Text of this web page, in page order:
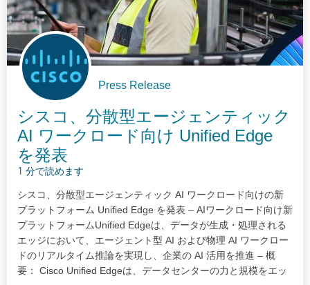
Press Release
シスコ、分散型エージェンティック
AI ワークロード向け Unified Edge
を発表
1 分で読めます
シスコ、分散型エージェンティック AI ワークロード向けの新
プラットフォーム Unified Edge を発表 – AIワークロード向け新
プラットフォームUnified Edgeは、データが生成・処理される
エッジにおいて、エージェント型 AI および物理 AI ワークロー
ドのリアルタイム推論を実現し、企業の AI 活用を推進 – 概
要： Cisco Unified Edgeは、データセンターの力と規模をエッ